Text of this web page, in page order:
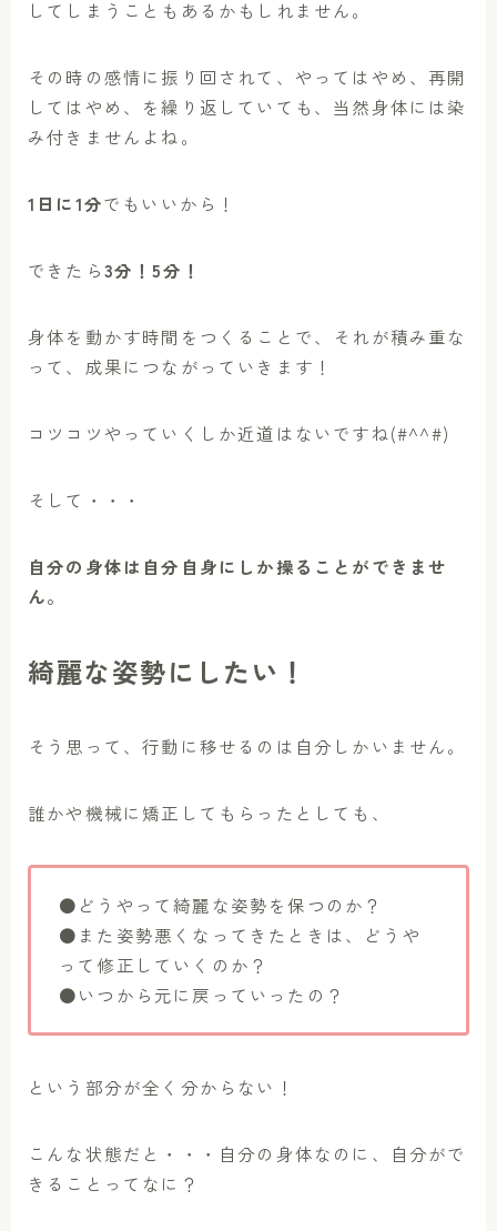
してしまうこともあるかもしれません。
その時の感情に振り回されて、やってはやめ、再開
してはやめ、を繰り返していても、当然身体には染
み付きませんよね。
1日に1分でもいいから！
できたら3分！5分！
身体を動かす時間をつくることで、それが積み重な
って、成果につながっていきます！
コツコツやっていくしか近道はないですね(#^^#)
そして・・・
自分の身体は自分自身にしか操ることができませ
ん。
綺麗な姿勢にしたい！
そう思って、行動に移せるのは自分しかいません。
誰かや機械に矯正してもらったとしても、
●どうやって綺麗な姿勢を保つのか？
●また姿勢悪くなってきたときは、どうや
って修正していくのか？
●いつから元に戻っていったの？
という部分が全く分からない！
こんな状態だと・・・自分の身体なのに、自分がで
きることってなに？